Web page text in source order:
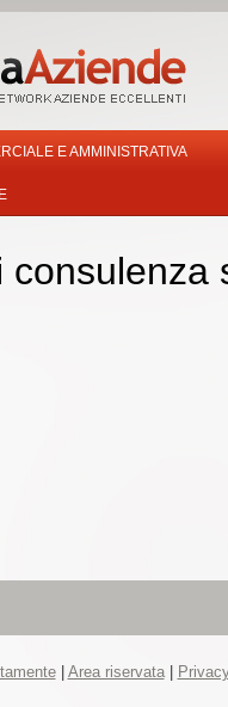
E AMMINISTRATIVA
consulenza
| Area riservata|